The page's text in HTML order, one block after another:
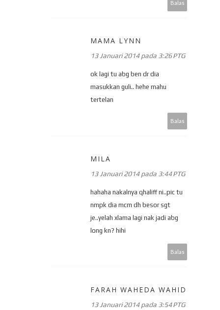
Balas
MAMA LYNN
13 Januari 2014 pada 3:26 PTG
ok lagi tu abg ben dr dia
masukkan guli.. hehe mahu
tertelan
Balas
MILA
13 Januari 2014 pada 3:44 PTG
hahaha nakalnya qhaliff ni..pic tu
nmpk dia mcm dh besor sgt
je..yelah xlama lagi nak jadi abg
long kn? hihi
Balas
FARAH WAHEDA WAHID
13 Januari 2014 pada 3:54 PTG